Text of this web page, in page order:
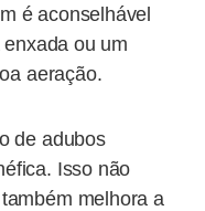
é aconselhável
ou um
aeração.
de adubos
Isso não
melhora a